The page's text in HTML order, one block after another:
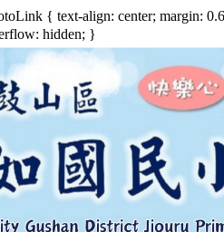
{ text-align: center; margin:
hidden; }